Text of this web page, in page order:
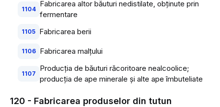
1104
Fabricarea altor băuturi nedistilate, obţinute prin
fermentare
1105 Fabricarea berii
1106 Fabricarea malţului
1107
Producţia de băuturi răcoritoare nealcoolice;
producţia de ape minerale şi alte ape îmbuteliate
120 - Fabricarea produselor din tutun